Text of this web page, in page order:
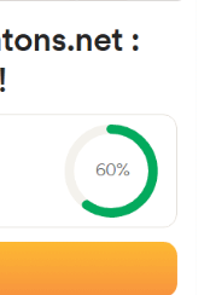
de
libre